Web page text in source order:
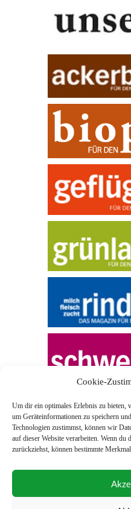
Cookie-
Um dir ein optimales Erlebnis zu bieten,
um Geräteinformationen zu speichern
Technologien zustimmst, können wir
auf dieser Website verarbeiten. Wenn
zurückziehst, können bestimmte
© 2026
Unterstützt